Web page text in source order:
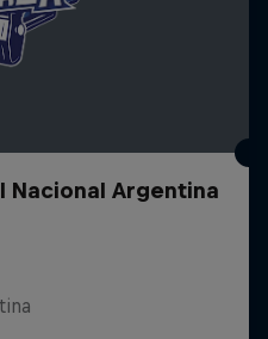
Nacional Argentina